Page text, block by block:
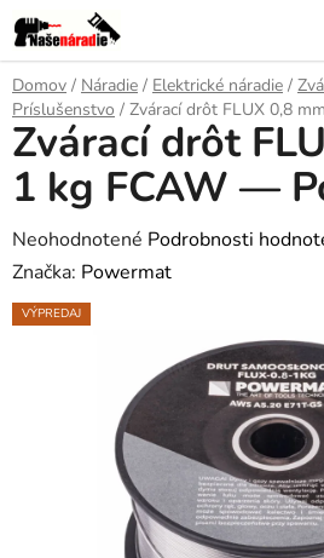
Prejsť
na
obsah
Domov / Náradie / Elektrické náradie /
Príslušenstvo / Zvárací drôt FLUX 0,8
Zvárací drôt
1 kg FCAW —
Priemerné
hodnotenie
produktu
Neohodnotené Podrobnosti
Značka: Powermat
VÝPREDAJ